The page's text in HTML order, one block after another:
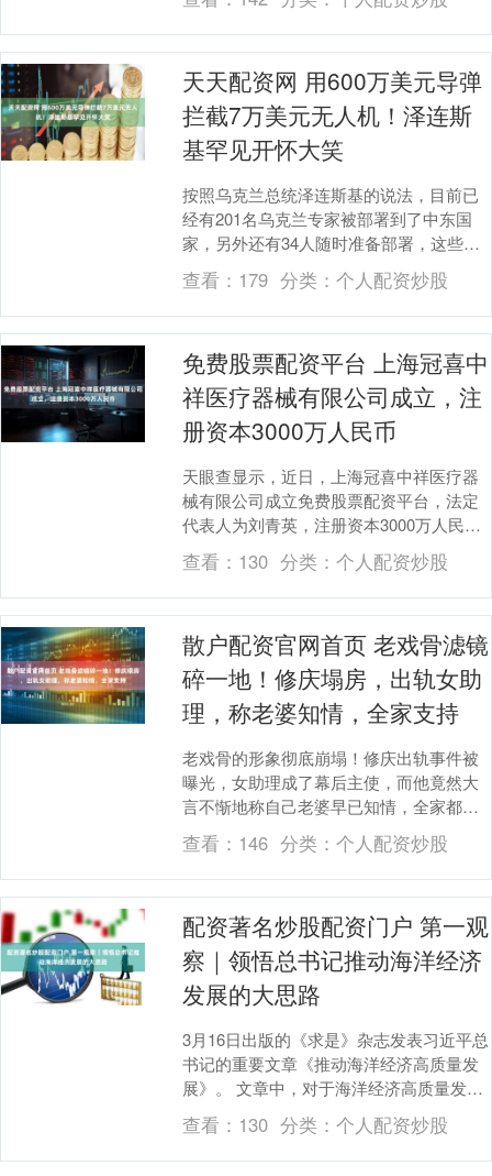
客服否认系....
天天配资网 用600万美元导弹
拦截7万美元无人机！泽连斯
基罕见开怀大笑
按照乌克兰总统泽连斯基的说法，目前已
经有201名乌克兰专家被部署到了中东国
家，另外还有34人随时准备部署，这些在
拦截伊朗制自杀式无人机领域拥有丰富经
验的专家们已....
查看： 179 分类： 个人配资炒股
免费股票配资平台 上海冠喜中
祥医疗器械有限公司成立，注
册资本3000万人民币
天眼查显示，近日，上海冠喜中祥医疗器
械有限公司成立免费股票配资平台，法定
代表人为刘青英，注册资本3000万人民
币，由景京盛尚（上海）企业管理咨询服
务有限公司全资....
查看： 130 分类： 个人配资炒股
散户配资官网首页 老戏骨滤镜
碎一地！修庆塌房，出轨女助
理，称老婆知情，全家支持
老戏骨的形象彻底崩塌！修庆出轨事件被
曝光，女助理成了幕后主使，而他竟然大
言不惭地称自己老婆早已知情，全家都支
持这一行为。这一切真是让人震惊，娱乐
圈的瓜每天都有，....
查看： 146 分类： 个人配资炒股
配资著名炒股配资门户 第一观
察｜领悟总书记推动海洋经济
发展的大思路
3月16日出版的《求是》杂志发表习近平总
书记的重要文章《推动海洋经济高质量发
展》。 文章中，对于海洋经济高质量发
展，习近平总书记提出了清晰的大思
路：“要更加注重....
查看： 130 分类： 个人配资炒股